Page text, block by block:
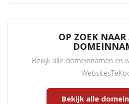
OP ZOEK NAAR
Bekijk alle domeinnamen en
Bekijk alle